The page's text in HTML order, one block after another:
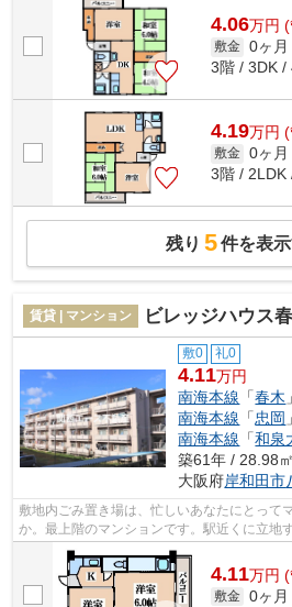
4.06万円
敷金 0ヶ月
3階 / 3DK /
4.19万円
敷金 0ヶ月
3階 / 2LDK
残り 5件を表
賃貸 | マンション ビレッジハウス
敷0 礼0
4.11万円
南海本線 「春木
南海本線 「忠岡
南海本線 「和泉
築61年 / 28.98㎡
大阪府岸和田市
敷地内ごみ置き場は、忙しいあなたにとって
か。最上階のマンションです。駅近くに立地
セスできます。造りとデザインに関し...
4.11万円 (
敷金 0ヶ月